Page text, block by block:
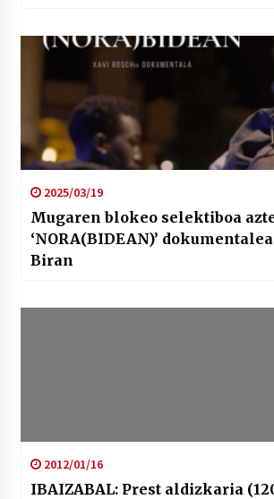
2025/03/19
Mugaren blokeo selektiboa
‘NORA(BIDEAN)’
Biran
2012/01/16
IBAIZABAL: Prest aldizkaria